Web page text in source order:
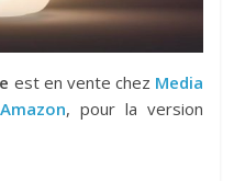
est en vente chez Media
Amazon, pour la version